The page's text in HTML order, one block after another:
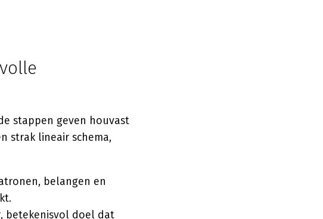
stappen geven houvast
strak lineair schema,
belangen en
betekenisvol doel dat